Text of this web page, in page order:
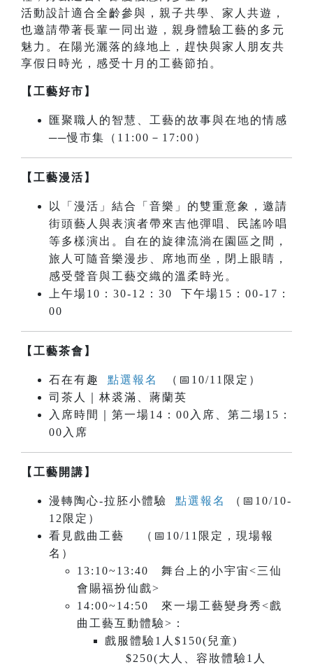
活動設計適合全齡參與，親子共學、家人共遊，
也邀請帶著長輩一同出遊，親身體驗工藝的多元
魅力。在陽光灑落的綠地上，趕快與家人朋友共
享假日時光，感受十月的工藝節拍。
【工藝好市】
匯聚職人的智慧、工藝的故事與在地的情感
──慢市集（11:00－17:00）
【工藝漫活】
以「漫活」結合「音樂」的雙重意象，邀請
街頭藝人與表演者帶來吉他彈唱、民謠吟唱
等多樣演出。自在的旋律流淌在園區之間，
旅人可隨音樂漫步、席地而坐，閉上眼睛，
感受聲音與工藝交織的溫柔時光。
上午場10：30-12：30 下午場15：00-17：
00
【工藝茶會】
石在有趣 點選報名
（📅10/11限定）
司茶人｜林裘滿、蔣蘭英
入席時間｜第一場14：00入席、第二場15：
00入席
【工藝開講】
漫轉陶心-拉胚小體驗 點選報名
（📅10/10-
12限定）
看見戲曲工藝
（📅10/11限定，現場報
名）
13:10~13:40 舞台上的小宇宙<三仙
會賜福扮仙戲>
14:00~14:50 來一場工藝變身秀<戲
曲工藝互動體驗>：
戲服體驗1人$150(兒童)
$250(大人、容妝體驗1人